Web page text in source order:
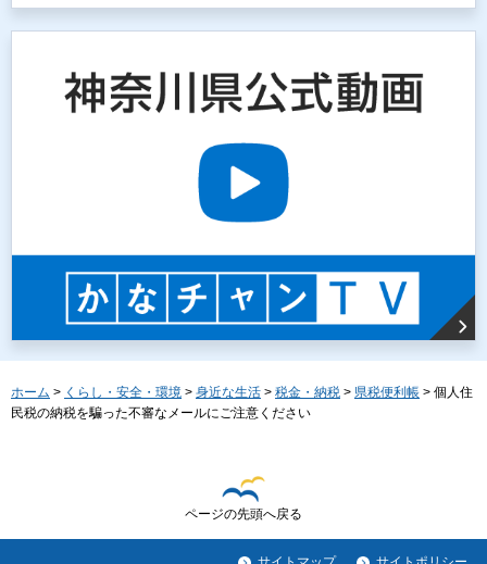
ホーム > くらし・安全・環境 > 身近な生活 > 税金・納税 > 県税便利帳 > 個人住
民税の納税を騙った不審なメールにご注意ください
ページの先頭へ戻る